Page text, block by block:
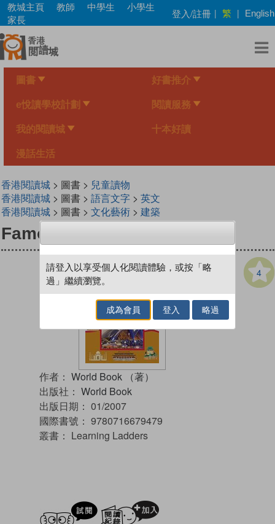
Skip
main
content
教城主頁 教師 中學生
小學生
家長
登入/註冊 | 繁 | English
圖書 好書推介
e悅讀學校計劃 閱讀服務
我的閱讀城 十本好讀
漫話生活
香港閱讀城> 圖書 > 兒童讀物
香港閱讀城> 圖書 > 語言文字> 英文
香港閱讀城> 圖書 > 文化藝術> 建築
Famous Buildings
4
作者： World Book （著）
出版社： World Book
出版日期： 01/2007
國際書號： 9780716679479
叢書： Learning Ladders
試閲
請登入以享受個人化閱讀體驗，或按「略
過」繼續瀏覽。
成為會員 登入 略過